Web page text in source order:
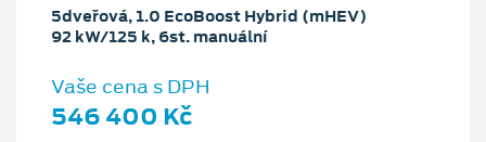
5dveřová, 1.0 EcoBoost Hybrid (mHEV)
92 kW/125 k, 6st. manuální
Vaše cena s DPH
546 400 Kč